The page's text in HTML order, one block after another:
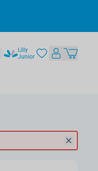
Lilly
Junior